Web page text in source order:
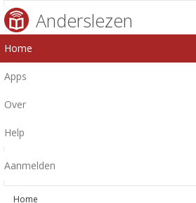
Anderslezen
Home
Apps
Over
Help
Aanmelden
Home